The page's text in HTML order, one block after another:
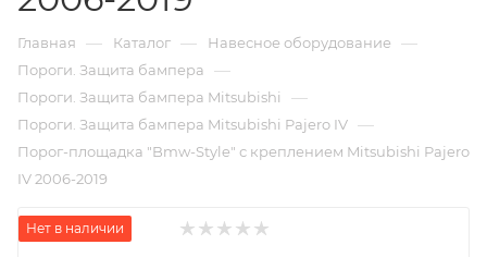
Главная — Каталог — Навесное оборудование —
Пороги. Защита бампера —
Пороги. Защита бампера Mitsubishi —
Пороги. Защита бампера Mitsubishi Pajero IV —
Порог-площадка "Bmw-Style" с креплением Mitsubishi Pajero
IV 2006-2019
Нет в наличии